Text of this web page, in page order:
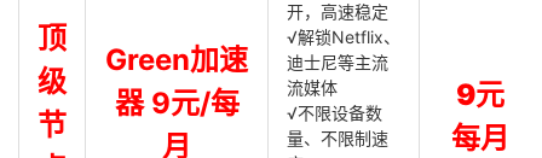
顶
级
节
Green加速
器 9元/每
月
开，高速稳定
√解锁Netflix、
迪士尼等主流
流媒体
√不限设备数
量、不限制速
9元
每月